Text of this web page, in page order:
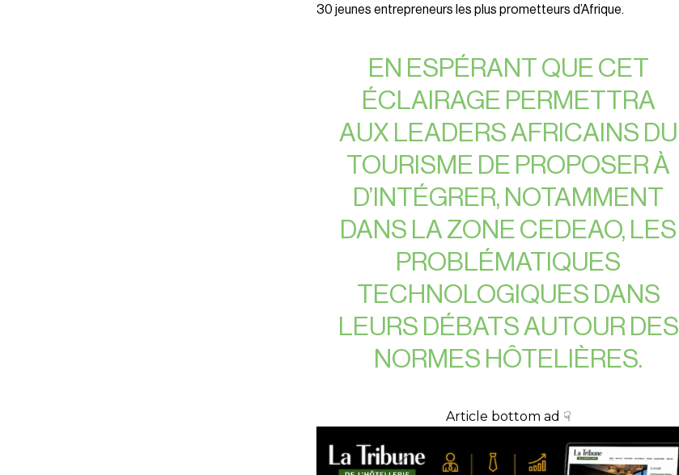
30 jeunes entrepreneurs les plus prometteurs d’Afrique.
EN ESPÉRANT QUE CET
ÉCLAIRAGE PERMETTRA
AUX LEADERS AFRICAINS DU
TOURISME DE PROPOSER À
D’INTÉGRER, NOTAMMENT
DANS LA ZONE CEDEAO, LES
PROBLÉMATIQUES
TECHNOLOGIQUES DANS
LEURS DÉBATS AUTOUR DES
NORMES HÔTELIÈRES.
Article bottom ad ☟